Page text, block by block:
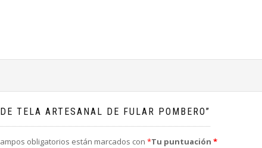
TELA ARTESANAL DE FULAR POMBERO”
obligatorios están marcados con *Tu puntuación *